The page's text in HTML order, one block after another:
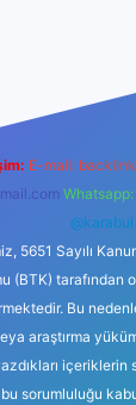
E-mail:
@karabul
5651 Sayılı
(BTK) tarafından
Bu
araştırma
içeriklerin
sorumluluğu